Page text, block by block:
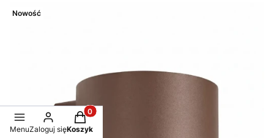
Nowość
MenuZaloguj się
Produkty w koszyku: 0. Zobacz szczegóły
Koszyk